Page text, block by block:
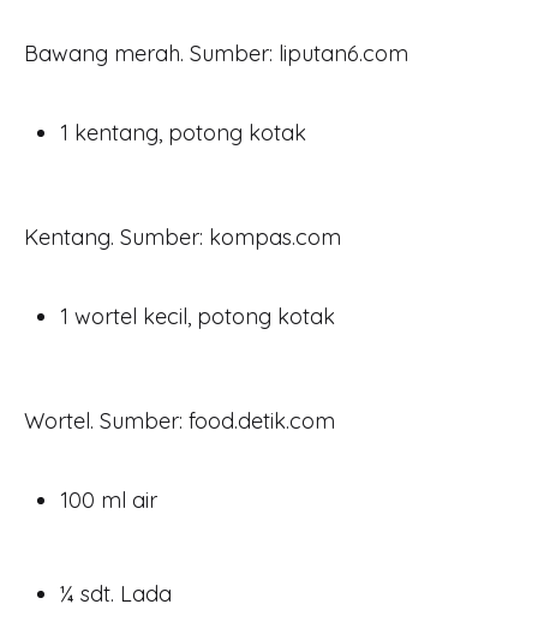
Bawang merah. Sumber: liputan6.com
1 kentang, potong kotak
Kentang. Sumber: kompas.com
1 wortel kecil, potong kotak
Wortel. Sumber: food.detik.com
100 ml air
¼ sdt. Lada